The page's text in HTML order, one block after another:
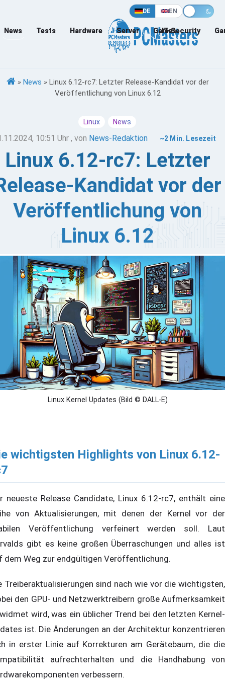
DE EN
News Tests Hardware Server Games
IT-Security
» News » Linux 6.12-rc7: Letzter Release-Kandidat vor der
Veröffentlichung von Linux 6.12
Linux News
10:51 Uhr , von News-Redaktion ~2 Min. Lesezeit
Linux 6.12-rc7: Letzter
Kandidat vor der
Veröffentlichung von
Linux 6.12
Torvalds hat offiziell die Veröffentlichung von Linux
rc7 bekannt gegeben. Es wird erwartet, dass dies der
Release Candidate ist, bevor Linux 6.12 für stabil
wird. Wenn alles nach Plan läuft, wird Linux 6.12 am
Sonntag, den 17. November, veröffentlicht
ebnet damit den Weg für die Öffnung des Linux 6.13
Fensters in den folgenden zwei Wochen.
Linux Kernel Updates (Bild © DALL-E)
wichtigsten Highlights von Linux 6.12-
neueste Release Candidate, Linux 6.12-rc7, enthält eine
von Aktualisierungen, mit denen der Kernel vor der
Veröffentlichung verfeinert werden soll. Laut
gibt es keine großen Überraschungen und alles ist
dem Weg zur endgültigen Veröffentlichung.
Treiberaktualisierungen sind nach wie vor die wichtigsten,
den GPU- und Netzwerktreibern große Aufmerksamkeit
wird, was ein üblicher Trend bei den letzten Kernel-
ist. Die Änderungen an der Architektur konzentrieren
in erster Linie auf Korrekturen am Gerätebaum, die die
aufrechterhalten und die Handhabung von
verbessern.